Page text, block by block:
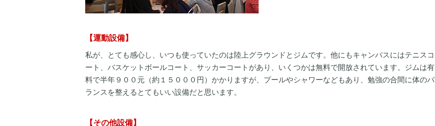
【運動設備】
私が、とても感心し、いつも使っていたのは陸上グラウンドとジムです。他にもキャンパスにはテニスコ
ート、バスケットボールコート、サッカーコートがあり、いくつかは無料で開放されています。ジムは有
料で半年９００元（約１５０００円）かかりますが、プールやシャワーなどもあり、勉強の合間に体のバ
ランスを整えるとてもいい設備だと思います。
【その他設備】